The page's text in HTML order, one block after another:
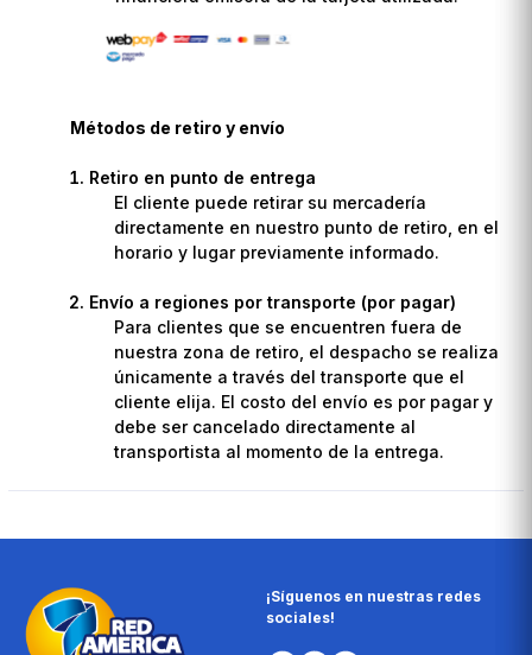
Métodos de retiro y envío
Retiro en punto de entrega
El cliente puede retirar su mercadería
directamente en nuestro punto de retiro, en el
horario y lugar previamente informado.
Envío a regiones por transporte (por pagar)
Para clientes que se encuentren fuera de
nuestra zona de retiro, el despacho se realiza
únicamente a través del transporte que el
cliente elija. El costo del envío es por pagar y
debe ser cancelado directamente al
transportista al momento de la entrega.
¡Síguenos en nuestras redes
sociales!